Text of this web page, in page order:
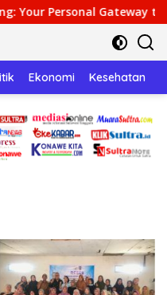
Gateway to Premium
Ekonomi Kesehatan